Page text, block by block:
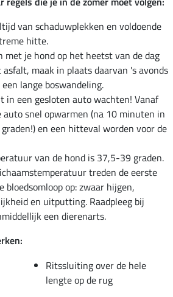
van schaduwplekken en voldoende
hitte.
met je hond op het heetst van de dag
maak in plaats daarvan 's avonds
lange boswandeling.
in een gesloten auto wachten! Vanaf
auto snel opwarmen (na 10 minuten in
en een hitteval worden voor de
van de hond is 37,5-39 graden.
treden de eerste
bloedsomloop op: zwaar hijgen,
en uitputting. Raadpleeg bij
een dierenarts.
Ritssluiting over de hele
lengte op de rug